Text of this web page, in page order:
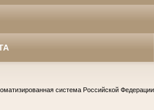
система Российской